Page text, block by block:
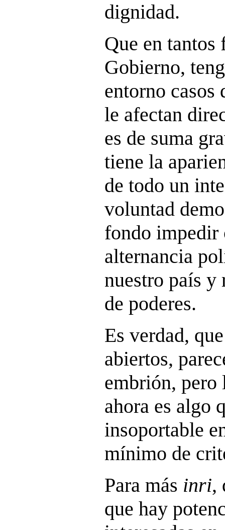
dignidad.
Que en tantos
Gobierno,
entorno casos
le afectan
es de suma
tiene la
de todo un
voluntad
fondo impedir
alternancia
nuestro país
de poderes.
Es verdad,
abiertos,
embrión, pero
ahora es algo
insoportable
mínimo de
Para más inri,
que hay